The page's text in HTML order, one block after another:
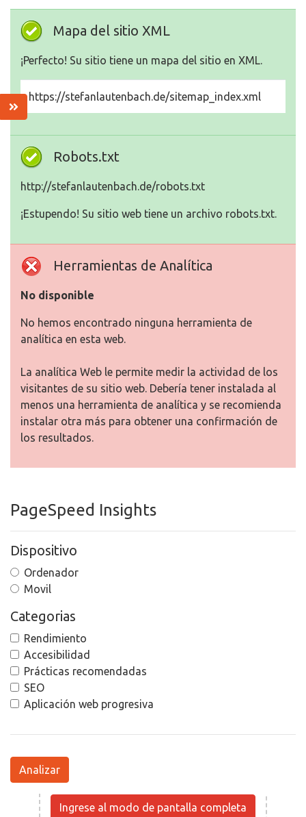
Mapa del sitio XML
¡Perfecto! Su sitio tiene un mapa del sitio en XML.
https://stefanlautenbach.de/sitemap_index.xml
Robots.txt
http://stefanlautenbach.de/robots.txt
¡Estupendo! Su sitio web tiene un archivo robots.txt.
Herramientas de Analítica
No disponible
No hemos encontrado ninguna herramienta de
analítica en esta web.
La analítica Web le permite medir la actividad de los
visitantes de su sitio web. Debería tener instalada al
menos una herramienta de analítica y se recomienda
instalar otra más para obtener una confirmación de
los resultados.
PageSpeed Insights
Dispositivo
Ordenador
Movil
Categorias
Rendimiento
Accesibilidad
Prácticas recomendadas
SEO
Aplicación web progresiva
Analizar
Ingrese al modo de pantalla completa